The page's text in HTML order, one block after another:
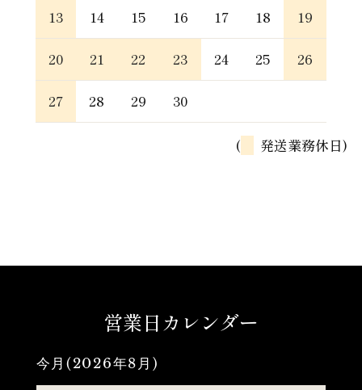
13 14 15 16 17 18 19
20 21 22 23 24 25 26
27 28 29 30
( 発送業務休日)
営業日カレンダー
今月(2026年8月)